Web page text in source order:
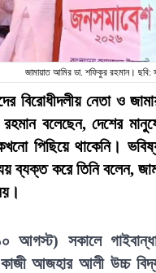
জামায়াত আমির ডা. শফিকুর রহমান। ছবি:
বিরোধীদলীয় নেতা ও
বলেছেন, দেশের
পিছিয়ে থাকেনি।
ব্যক্ত করে তিনি বলেন,
আগস্ট) সকালে
কাজী আজহার আলী উচ্চ